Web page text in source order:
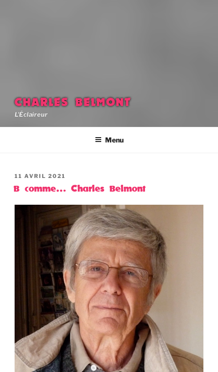
CHARLES BELMONT
L'Éclaireur
Menu
PUBLIÉ
11 AVRIL 2021
B comme… Charles Belmont